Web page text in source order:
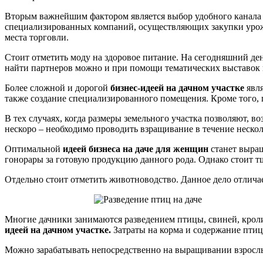
Вторым важнейшим фактором является выбор удобного
специализированных компаний, осуществляющих закупки
места торговли.
Стоит отметить моду на здоровое питание. На сегодняшний
найти партнеров можно и при помощи тематических
Более сложной и дорогой бизнес-идеей на дачном участке
также создание специализированного помещения. Кроме
В тех случаях, когда размеры земельного участка позволяют,
нескоро – необходимо проводить взращивание в течение
Оптимальной идеей бизнеса на даче для женщин станет
гонорары за готовую продукцию данного рода. Однако стоит
Отдельно стоит отметить животноводство. Данное дело
Многие дачники занимаются разведением птицы, свиней,
идеей на дачном участке. Затраты на корма и содержание
Можно зарабатывать непосредственно на выращивании